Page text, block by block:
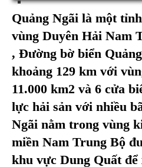
Quảng Ngãi là một
vùng Duyên Hải Nam
, Đường bờ biển
khoảng 129 km với
11.000 km2 và 6 cửa
lực hải sản với nhiều
Ngãi nằm trong vùng
miền Nam Trung Bộ
khu vực Dung Quất